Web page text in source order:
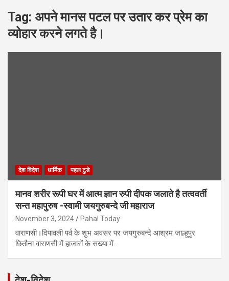
Tag: अपने मानस पटल पर उतार कर प्रेम का
व्योहार करने लगते है।
देश विदेश धार्मिक पहल टुडे
मानव शरीर रूपी घर में आत्म ज्ञान रुपी दीपक जलाते है तत्ववर्ती
सन्त महापुरुष -स्वामी जयगुरुबन्दे जी महाराज
November 3, 2024 Pahal Today
वाराणसी।दिपावली पर्व के शुभ अवसर पर जयगुरुबन्दे आश्रम जाल्हुपुर
छितौना वाराणसी में हाजारों के सख्या में…